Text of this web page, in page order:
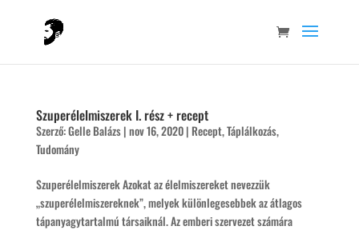
Szuperélelmiszerek I. rész + recept
Szerző:Gelle Balázs|nov 16, 2020| Recept,Táplálkozás,
Tudomány
Szuperélelmiszerek Azokat az élelmiszereket nevezzük
„szuperélelmiszereknek”, melyek különlegesebbek az átlagos
tápanyagytartalmú társaiknál. Az emberi szervezet számára